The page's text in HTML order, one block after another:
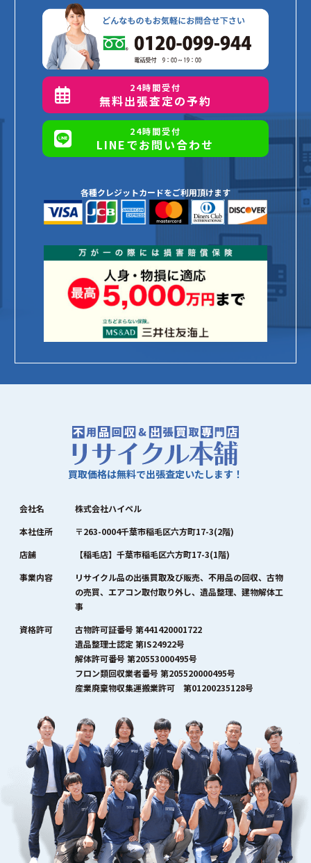
24時間受付
無料出張査定の予約
24時間受付
LINEでお問い合わせ
各種クレジットカードをご利用頂けます
買取価格は無料で出張査定いたします！
会社名
株式会社ハイペル
本社住所
〒263-0004千葉市稲毛区六方町17-3(2階)
店舗
【稲毛店】千葉市稲毛区六方町17-3(1階)
事業内容
リサイクル品の出張買取及び販売、不用品の回収、古物
の売買、エアコン取付取り外し、遺品整理、建物解体工
事
資格許可
古物許可証番号 第441420001722
遺品整理士認定 第IS24922号
解体許可番号 第20553000495号
フロン類回収業者番号 第205520000495号
産業廃棄物収集運搬業許可 第01200235128号